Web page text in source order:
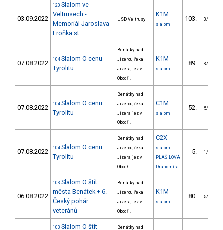
03.09.2022
120 Slalom ve
Veltrusech -
Memoriál Jaroslava
Froňka st.
USD Veltrusy
K1M
slalom
103. 3/VS
07.08.2022 104 Slalom O cenu
Tyrolitu
Benátky nad
Jizerou, řeka
Jizera, jez v
Obodři.
K1M
slalom
89. 3/VS
07.08.2022 104 Slalom O cenu
Tyrolitu
Benátky nad
Jizerou, řeka
Jizera, jez v
Obodři.
C1M
slalom
52. 5/VS
07.08.2022 104 Slalom O cenu
Tyrolitu
Benátky nad
Jizerou, řeka
Jizera, jez v
Obodři.
C2X
slalom
PLAŠILOVÁ
Drahomíra
5. 1/VS
06.08.2022
103 Slalom O štít
města Benátek + 6.
Český pohár
veteránů
Benátky nad
Jizerou, řeka
Jizera, jez v
Obodři.
K1M
slalom
80. 5/VS
103 Slalom O štít Benátky nad